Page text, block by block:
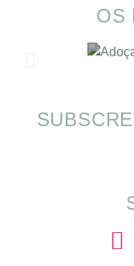
OS
SOMP (SOP):